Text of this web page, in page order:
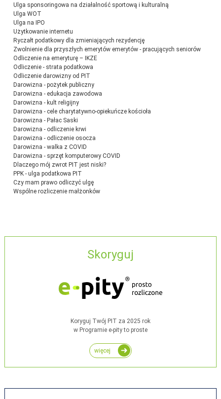
Ulga sponsoringowa na działalność sportową i kulturalną
Ulga WOT
Ulga na IPO
Użytkowanie internetu
Ryczałt podatkowy dla zmieniających rezydencję
Zwolnienie dla przyszłych emerytów emerytów - pracujących seniorów
Odliczenie na emeryturę – IKZE
Odliczenie - strata podatkowa
Odliczenie darowizny od PIT
Darowizna - pożytek publiczny
Darowizna - edukacja zawodowa
Darowizna - kult religijny
Darowizna - cele charytatywno-opiekuńcze kościoła
Darowizna - Pałac Saski
Darowizna - odliczenie krwi
Darowizna - odliczenie osocza
Darowizna - walka z COVID
Darowizna - sprzęt komputerowy COVID
Dlaczego mój zwrot PIT jest niski?
PPK - ulga podatkowa PIT
Czy mam prawo odliczyć ulgę
Wspólne rozliczenie małżonków
Skoryguj
Koryguj Twój PIT za 2025 rok
w Programie e-pity to proste
więcej